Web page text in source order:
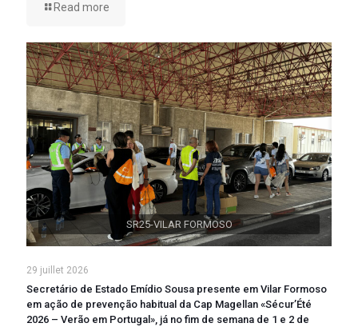
Read more
SR25-VILAR FORMOSO
29 juillet 2026
Secretário de Estado Emídio Sousa presente em Vilar Formoso
em ação de prevenção habitual da Cap Magellan «Sécur’Été
2026 – Verão em Portugal», já no fim de semana de 1 e 2 de